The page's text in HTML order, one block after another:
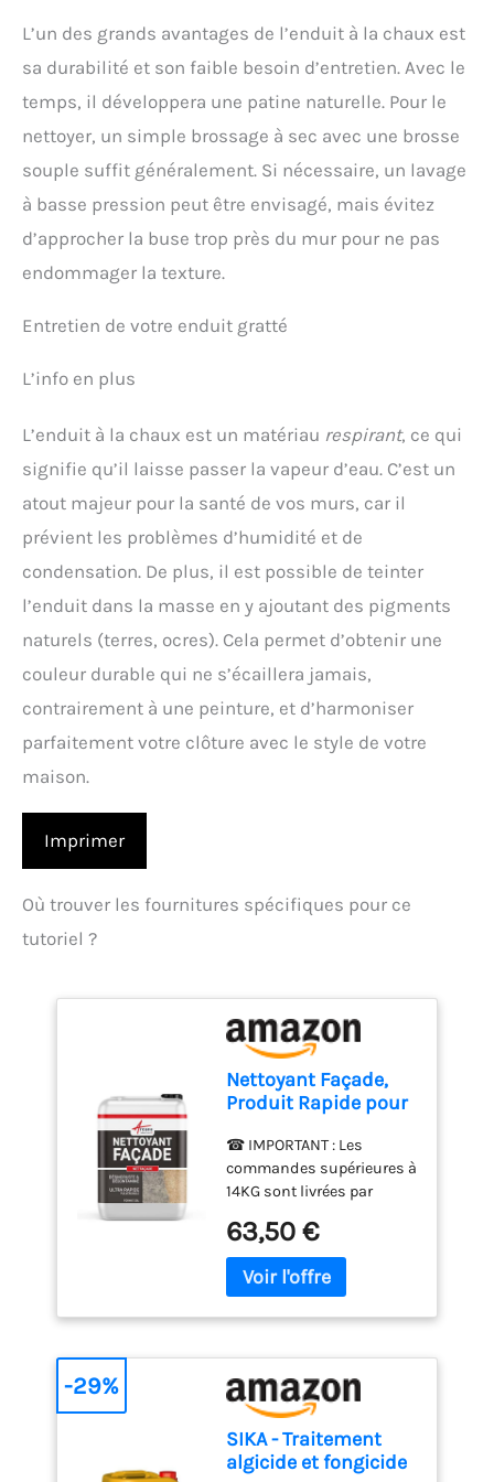
L’un des grands avantages de l’enduit à la chaux est
sa durabilité et son faible besoin d’entretien. Avec le
temps, il développera une patine naturelle. Pour le
nettoyer, un simple brossage à sec avec une brosse
souple suffit généralement. Si nécessaire, un lavage
à basse pression peut être envisagé, mais évitez
d’approcher la buse trop près du mur pour ne pas
endommager la texture.
Entretien de votre enduit gratté
L’info en plus
L’enduit à la chaux est un matériau respirant, ce qui
signifie qu’il laisse passer la vapeur d’eau. C’est un
atout majeur pour la santé de vos murs, car il
prévient les problèmes d’humidité et de
condensation. De plus, il est possible de teinter
l’enduit dans la masse en y ajoutant des pigments
naturels (terres, ocres). Cela permet d’obtenir une
couleur durable qui ne s’écaillera jamais,
contrairement à une peinture, et d’harmoniser
parfaitement votre clôture avec le style de votre
maison.
Imprimer
Où trouver les fournitures spécifiques pour ce
tutoriel ?
Nettoyant Façade,
Produit Rapide pour
NET'FACADE 20 L
☎ IMPORTANT : Les
commandes supérieures à
14KG sont livrées par
qui vous contactera par
SMS pour confirmer une
date de livraison. Un
FACADE RAPIDE ET
PUISSANT : Nettoyant
spécial façade à action
désincruste et
décontamine. Application
63,50 €
SIKA - Traitement
algicide et fongicide
-29%